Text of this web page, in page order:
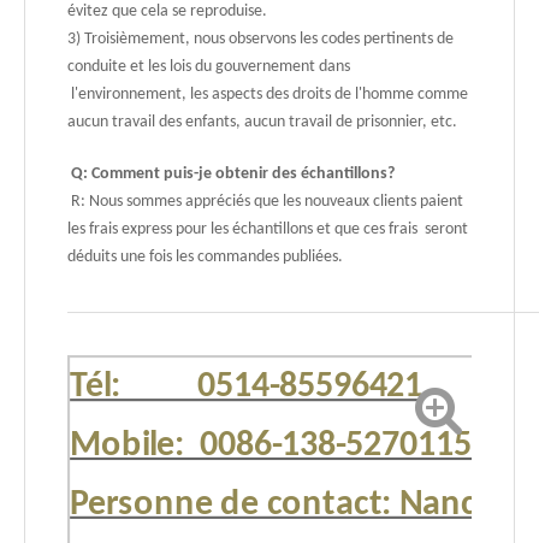
évitez que cela se reproduise.
3) Troisièmement, nous observons les codes pertinents de
conduite et les lois du gouvernement dans
l'environnement, les aspects des droits de l'homme comme
aucun travail des enfants, aucun travail de prisonnier, etc.
Q: Comment puis-je obtenir des échantillons?
R: Nous sommes appréciés que les nouveaux clients paient
les frais express pour les échantillons et que ces frais seront
déduits une fois les commandes publiées.
Tél: 0514-85596421
Mobile: 0086-138-52701151
Personne de contact: Nancy